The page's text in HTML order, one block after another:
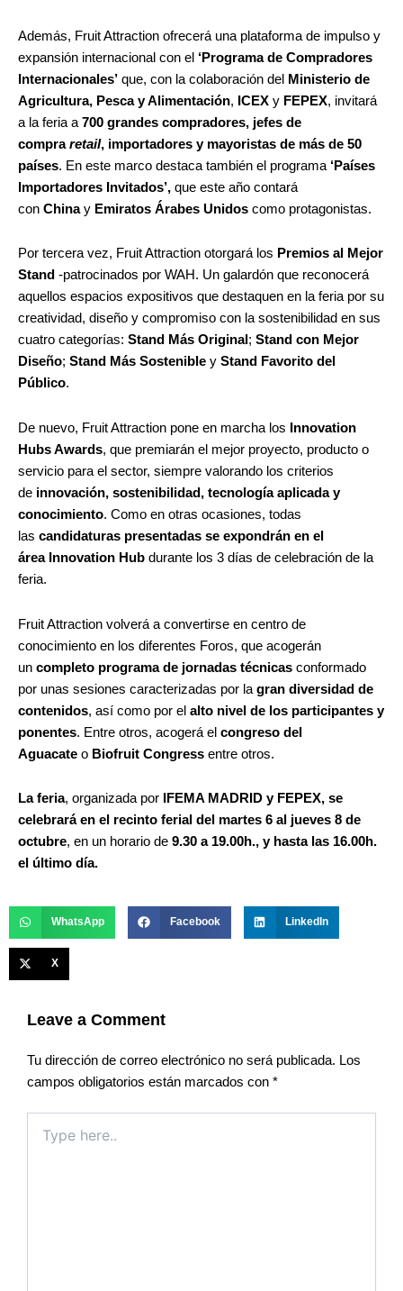
Además, Fruit Attraction ofrecerá una plataforma de impulso y
expansión internacional con el ‘Programa de Compradores
Internacionales’ que, con la colaboración del Ministerio de
Agricultura, Pesca y Alimentación, ICEX y FEPEX, invitará
a la feria a 700 grandes compradores, jefes de
compraretail, importadores y mayoristas de más de 50
países. En este marco destaca también el programa ‘Países
Importadores Invitados’, que este año contará
con Chinay Emiratos Árabes Unidos como protagonistas.
Por tercera vez, Fruit Attraction otorgará los Premios al Mejor
Stand -patrocinados por WAH. Un galardón que reconocerá
aquellos espacios expositivos que destaquen en la feria por su
creatividad, diseño y compromiso con la sostenibilidad en sus
cuatro categorías: Stand Más Original ; Stand con Mejor
Diseño; Stand Más Sostenible y Stand Favorito del
Público.
De nuevo, Fruit Attraction pone en marcha los
Innovation
Hubs Awards, que premiarán el mejor proyecto, producto o
servicio para el sector, siempre valorando los criterios
de innovación, sostenibilidad, tecnología aplicada y
conocimiento. Como en otras ocasiones, todas
las candidaturas presentadas se expondrán en el
área Innovation Hub durante los 3 días de celebración de la
feria.
Fruit Attraction volverá a convertirse en centro de
conocimiento en los diferentes Foros, que acogerán
un completo programa de jornadas técnicas conformado
por unas sesiones caracterizadas por la gran diversidad de
contenidos, así como por el alto nivel de los participantes y
ponentes. Entre otros, acogerá el congreso del
Aguacate o Biofruit Congress entre otros.
La feria, organizada por IFEMA MADRID y FEPEX, se
celebrará en el recinto ferial del martes 6 al jueves 8 de
octubre, en un horario de 9.30 a 19.00h., y hasta las 16.00h.
el último día.
WhatsApp Facebook LinkedIn
X
Leave a Comment
Tu dirección de correo electrónico no será publicada. Los
campos obligatorios están marcados con *
here..